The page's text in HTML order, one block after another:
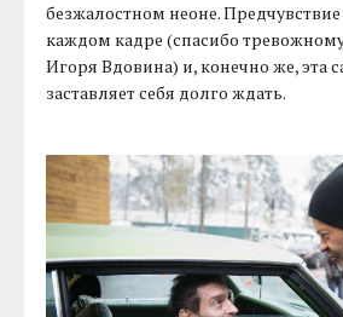
безжалостном неоне.
каждом кадре (спасибо
Игоря Вдовина) и, конечно же, эта
заставляет себя долго ждать.